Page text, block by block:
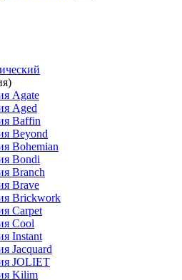
Agate
Aged
Baffin
Beyond
Bohemian
Bondi
Branch
Brave
Brickwork
Carpet
Cool
Instant
Jacquard
JOLIET
Kilim